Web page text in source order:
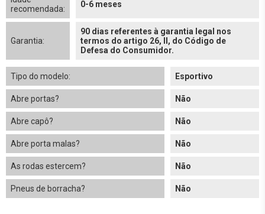
recomendada:
0-6 meses
Garantia:
90 dias referentes à garantia legal nos
termos do artigo 26, II, do Código de
Defesa do Consumidor.
Tipo do modelo: Esportivo
Abre portas? Não
Abre capô? Não
Abre porta malas? Não
As rodas estercem? Não
Pneus de borracha? Não